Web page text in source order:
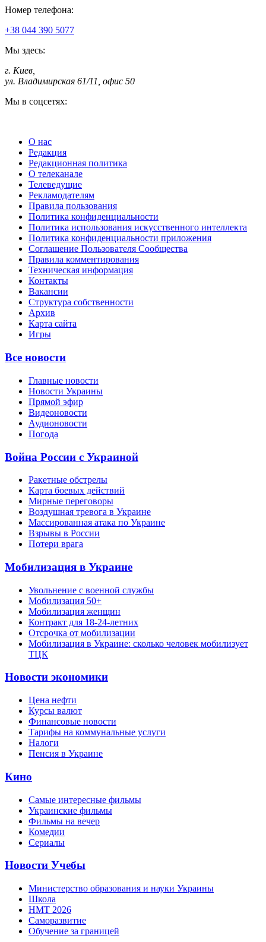
Номер телефона:
+38 044 390 5077
Мы здесь:
г. Киев
ул. Владимирская 61/11, офис 50
Мы в соцсетях:
О нас
Редакция
Редакционная политика
О телеканале
Телеведущие
Рекламодателям
Правила пользования
Политика конфиденциальности
Политика использования искусственного интеллекта
Политика конфиденциальности приложения
Соглашение Пользователя Сообщества
Правила комментирования
Техническая информация
Контакты
Вакансии
Структура собственности
Архив
Карта сайта
Игры
Все новости
Главные новости
Новости Украины
Прямой эфир
Видеоновости
Аудионовости
Погода
Война России с Украиной
Ракетные обстрелы
Карта боевых действий
Мирные переговоры
Воздушная тревога в Украине
Массированная атака по Украине
Взрывы в России
Потери врага
Мобилизация в Украине
Увольнение с военной службы
Мобилизация 50+
Мобилизация женщин
Контракт для 18-24-летних
Отсрочка от мобилизации
Мобилизация в Украине: сколько человек мобилизует
ТЦК
Новости экономики
Цена нефти
Курсы валют
Финансовые новости
Тарифы на коммунальные услуги
Налоги
Пенсия в Украине
Кино
Самые интересные фильмы
Украинские фильмы
Фильмы на вечер
Комедии
Сериалы
Новости Учебы
Министерство образования и науки Украины
Школа
НМТ 2026
Саморазвитие
Обучение за границей